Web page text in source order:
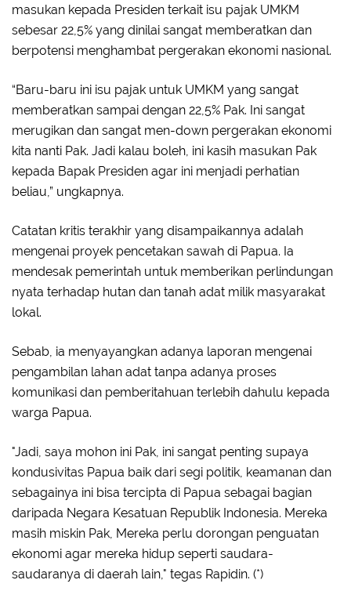
masukan kepada Presiden terkait isu pajak UMKM
sebesar 22,5% yang dinilai sangat memberatkan dan
berpotensi menghambat pergerakan ekonomi nasional.
“Baru-baru ini isu pajak untuk UMKM yang sangat
memberatkan sampai dengan 22,5% Pak. Ini sangat
merugikan dan sangat men-down pergerakan ekonomi
kita nanti Pak. Jadi kalau boleh, ini kasih masukan Pak
kepada Bapak Presiden agar ini menjadi perhatian
beliau,” ungkapnya.
Catatan kritis terakhir yang disampaikannya adalah
mengenai proyek pencetakan sawah di Papua. Ia
mendesak pemerintah untuk memberikan perlindungan
nyata terhadap hutan dan tanah adat milik masyarakat
lokal.
Sebab, ia menyayangkan adanya laporan mengenai
pengambilan lahan adat tanpa adanya proses
komunikasi dan pemberitahuan terlebih dahulu kepada
warga Papua.
"Jadi, saya mohon ini Pak, ini sangat penting supaya
kondusivitas Papua baik dari segi politik, keamanan dan
sebagainya ini bisa tercipta di Papua sebagai bagian
daripada Negara Kesatuan Republik Indonesia. Mereka
masih miskin Pak, Mereka perlu dorongan penguatan
ekonomi agar mereka hidup seperti saudara-
saudaranya di daerah lain," tegas Rapidin. (*)